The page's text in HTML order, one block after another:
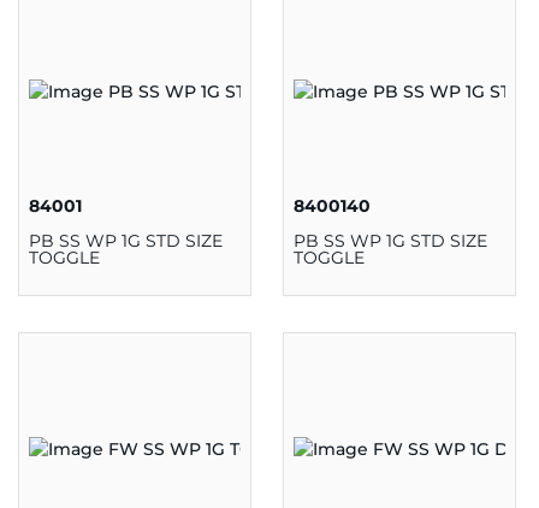
84001
PB SS WP 1G STD SIZE
TOGGLE
8400140
PB SS WP 1G STD SIZE
TOGGLE